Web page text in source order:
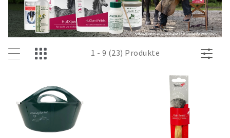
1 - 9 (23) Produkte